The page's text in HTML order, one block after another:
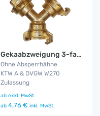
Gekaabzweigung 3-fach
Ohne Absperrhähne
KTW A & DVGW W270
Zulassung
ab exkl. MwSt.
ab 4,76 € inkl. MwSt.